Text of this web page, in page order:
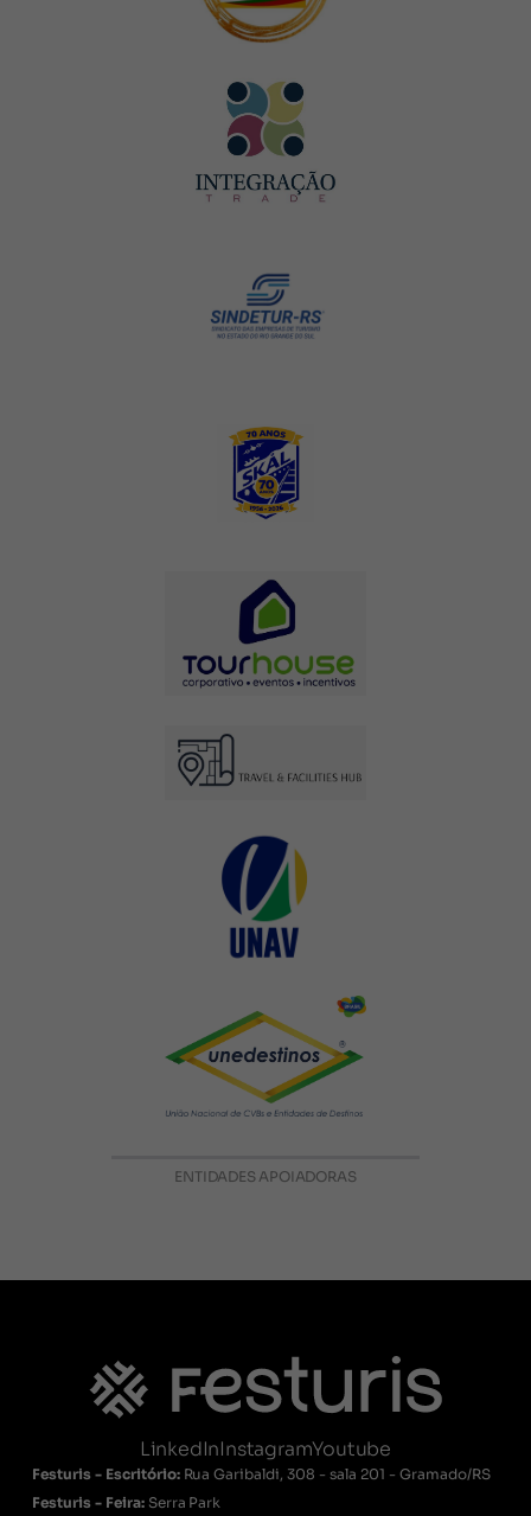
ENTIDADES APOIADORAS
LinkedInInstagramYoutube
Festuris - Escritório: Rua Garibaldi, 308 - sala 201 - Gramado/RS
Festuris - Feira: Serra Park